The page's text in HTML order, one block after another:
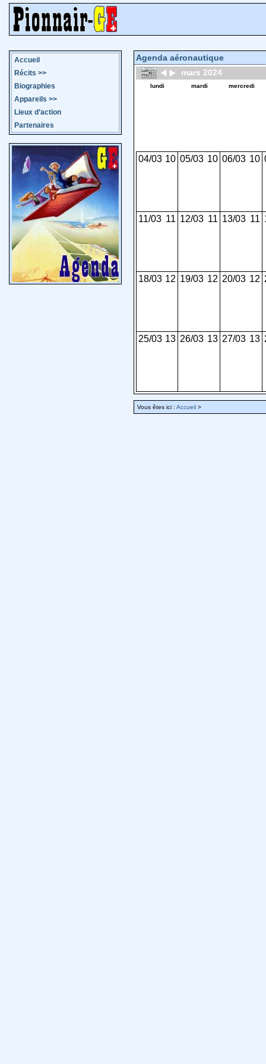
Accueil
Récits >>
Biographies
Appareils >>
Lieux d’action
Partenaires
Agenda aéronautique
mars 2024
lundi mardi mercredi
04/03 10 05/03 10 06/03 10
11/03 11 12/03 11 13/03 11
18/03 12 19/03 12 20/03 12
25/03 13 26/03 13 27/03 13
Vous êtes ici : Accueil >